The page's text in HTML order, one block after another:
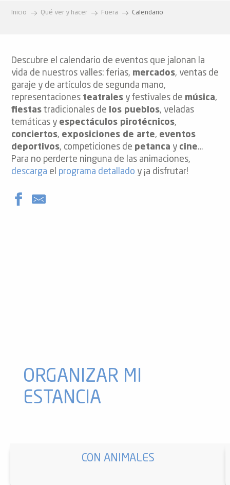
Inicio Qué ver y hacer Fuera Calendario
Descubre el calendario de eventos que jalonan la
vida de nuestros valles: ferias, mercados, ventas de
garaje y de artículos de segunda mano,
representaciones teatrales y festivales de música,
fiestas tradicionales de los pueblos, veladas
temáticas y espectáculos pirotécnicos,
conciertos, exposiciones de arte, eventos
deportivos, competiciones de petanca y cine…
Para no perderte ninguna de las animaciones,
descarga el programa detallado y ¡a disfrutar!
ORGANIZAR MI
ESTANCIA
CON ANIMALES